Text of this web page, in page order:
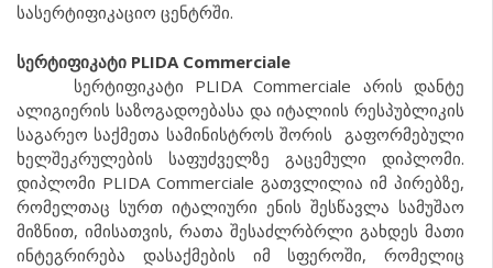
სასერტიფიკაციო ცენტრში.
სერტიფიკატი PLIDA Commerciale
სერტიფიკატი PLIDA Commerciale არის დანტე
ალიგიერის საზოგადოებასა და იტალიის რესპუბლიკის
საგარეო საქმეთა სამინისტროს შორის გაფორმებული
ხელშეკრულების საფუძველზე გაცემული დიპლომი.
დიპლომი PLIDA Commerciale გათვლილია იმ პირებზე,
რომელთაც სურთ იტალიური ენის შესწავლა სამუშაო
მიზნით, იმისათვის, რათა შესაძლრბრლი გახდეს მათი
ინტეგრირება დასაქმების იმ სფეროში, რომელიც